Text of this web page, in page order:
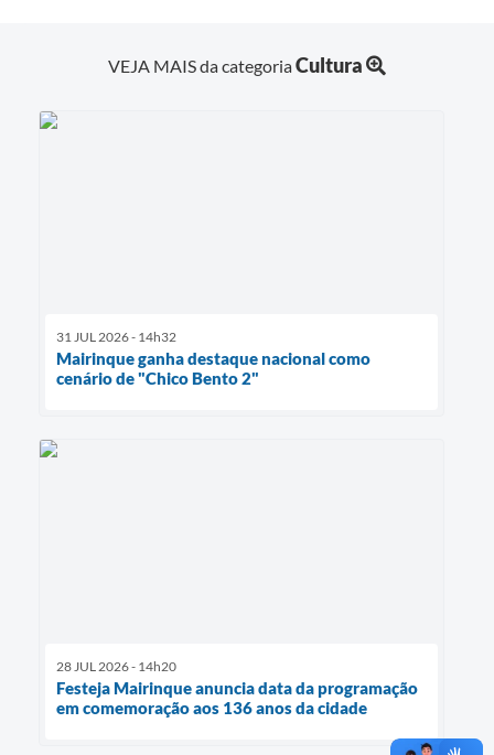
VEJA MAIS da categoriaCultura
31 JUL 2026 - 14h32
Mairinque ganha destaque nacional como
cenário de "Chico Bento 2"
28 JUL 2026 - 14h20
Festeja Mairinque anuncia data da programação
em comemoração aos 136 anos da cidade